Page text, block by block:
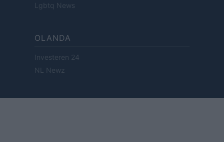
Lgbtq News
OLANDA
Investeren 24
NL Newz